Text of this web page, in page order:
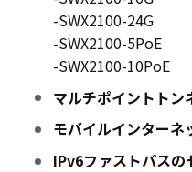
-SWX2100-24G
-SWX2100-5PoE
-SWX2100-10PoE
マルチポイントト
モバイルインターネ
IPv6ファストパスの